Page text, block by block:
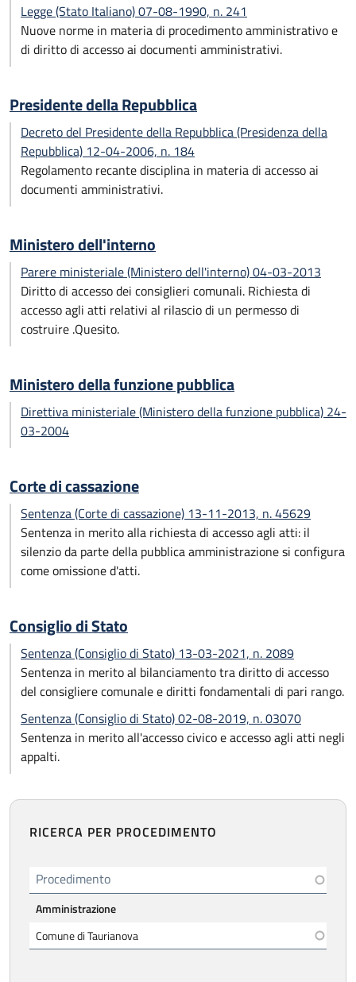
Legge (Stato Italiano) 07-08-1990, n. 241
Nuove norme in materia di procedimento amministrativo e
di diritto di accesso ai documenti amministrativi.
Presidente della Repubblica
Decreto del Presidente della Repubblica (Presidenza della
Repubblica) 12-04-2006, n. 184
Regolamento recante disciplina in materia di accesso ai
documenti amministrativi.
Ministero dell'interno
Parere ministeriale (Ministero dell'interno) 04-03-2013
Diritto di accesso dei consiglieri comunali. Richiesta di
accesso agli atti relativi al rilascio di un permesso di
costruire .Quesito.
Ministero della funzione pubblica
Direttiva ministeriale (Ministero della funzione pubblica) 24-
03-2004
Corte di cassazione
Sentenza (Corte di cassazione) 13-11-2013, n. 45629
Sentenza in merito alla richiesta di accesso agli atti: il
silenzio da parte della pubblica amministrazione si configura
come omissione d'atti.
Consiglio di Stato
Sentenza (Consiglio di Stato) 13-03-2021, n. 2089
Sentenza in merito al bilanciamento tra diritto di accesso
del consigliere comunale e diritti fondamentali di pari rango.
Sentenza (Consiglio di Stato) 02-08-2019, n. 03070
Sentenza in merito all'accesso civico e accesso agli atti negli
appalti.
RICERCA PER PROCEDIMENTO
Procedimento
Amministrazione